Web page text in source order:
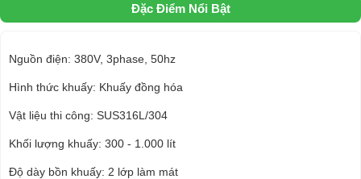
Đặc Điểm Nổi Bật
Nguồn điện: 380V, 3phase, 50hz
Hình thức khuấy: Khuấy đồng hóa
Vật liệu thi công: SUS316L/304
Khối lượng khuấy: 300 - 1.000 lít
Độ dày bồn khuấy: 2 lớp làm mát